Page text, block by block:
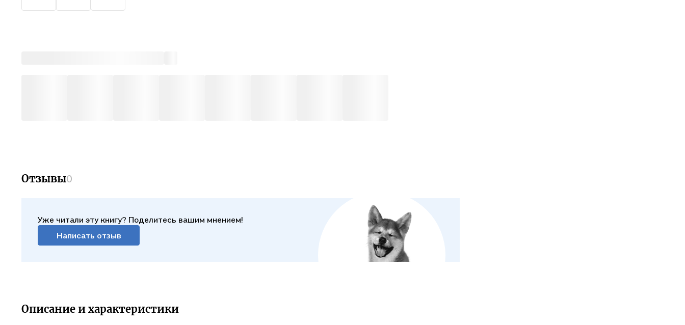
Отзывы0
Уже читали эту книгу? Поделитесь вашим мнением!
Написать отзыв
Описание и характеристики